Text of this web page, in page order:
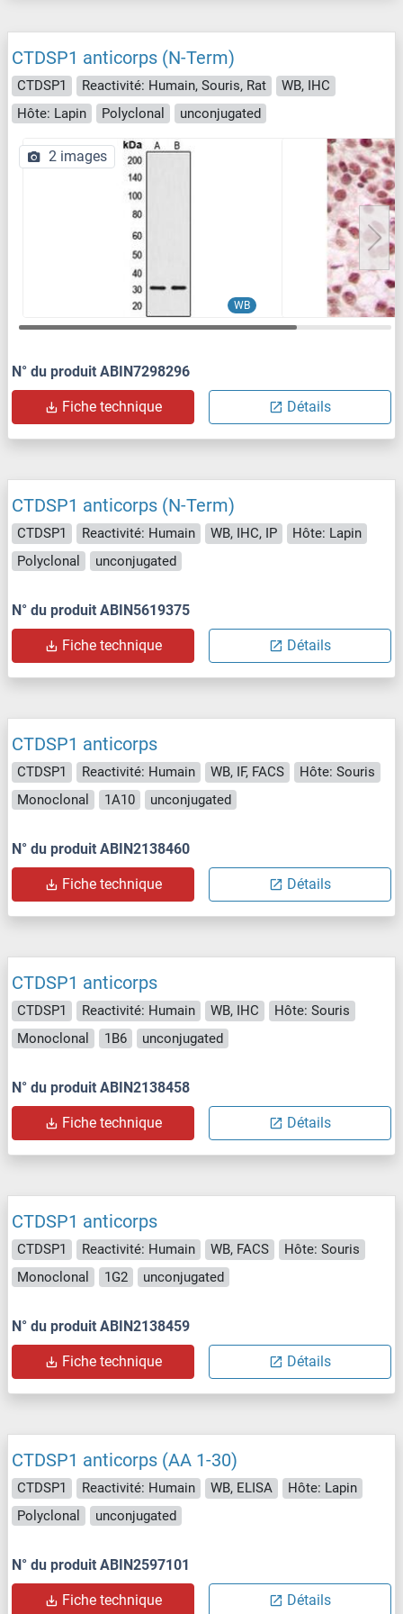
CTDSP1 anticorps (N-Term)
CTDSP1 Reactivité: Humain, Souris, Rat
WB, IHC
Hôte: Lapin
Polyclonal unconjugated
WB
2 images
N° du produit ABIN7298296
Fiche technique Détails
CTDSP1 anticorps (N-Term)
CTDSP1 Reactivité: Humain WB, IHC, IP
Hôte: Lapin
Polyclonal
unconjugated
N° du produit ABIN5619375
Fiche technique Détails
CTDSP1 anticorps
CTDSP1 Reactivité: Humain WB, IF, FACS
Hôte: Souris
Monoclonal
1A10 unconjugated
N° du produit ABIN2138460
Fiche technique Détails
CTDSP1 anticorps
CTDSP1 Reactivité: Humain WB, IHC
Hôte: Souris
Monoclonal
1B6 unconjugated
N° du produit ABIN2138458
Fiche technique Détails
CTDSP1 anticorps
CTDSP1 Reactivité: Humain WB, FACS
Hôte: Souris
Monoclonal
1G2 unconjugated
N° du produit ABIN2138459
Fiche technique Détails
CTDSP1 anticorps (AA 1-30)
CTDSP1 Reactivité: Humain WB, ELISA
Hôte: Lapin
Polyclonal
unconjugated
N° du produit ABIN2597101
Fiche technique Détails